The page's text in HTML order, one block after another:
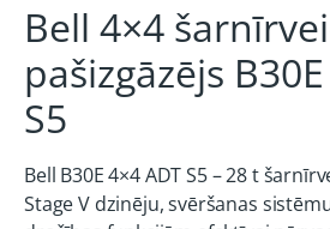
Bell 4×4
pašizgāzējs
S5
Bell B30E 4×4 ADT S5 – 28 t
Stage V dzinēju, svēršanas